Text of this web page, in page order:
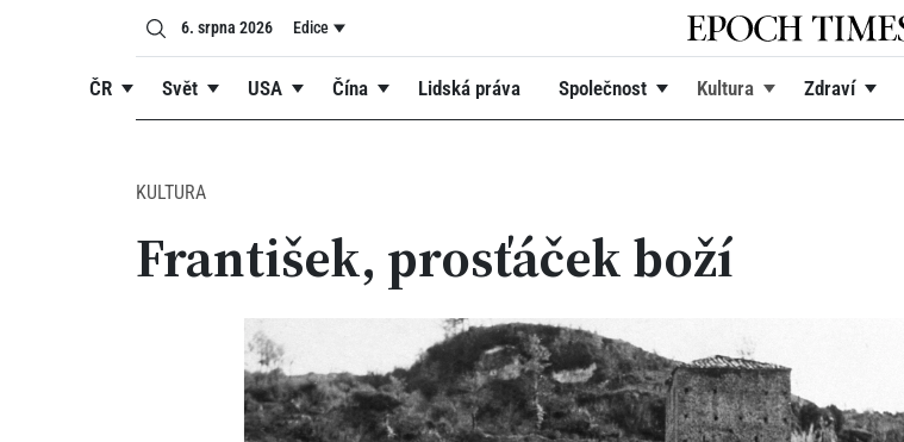
6. srpna 2026 Edice
ČR Svět USA Čína Lidská práva Společnost Kultura Zdraví
KULTURA
František, prosťáček boží